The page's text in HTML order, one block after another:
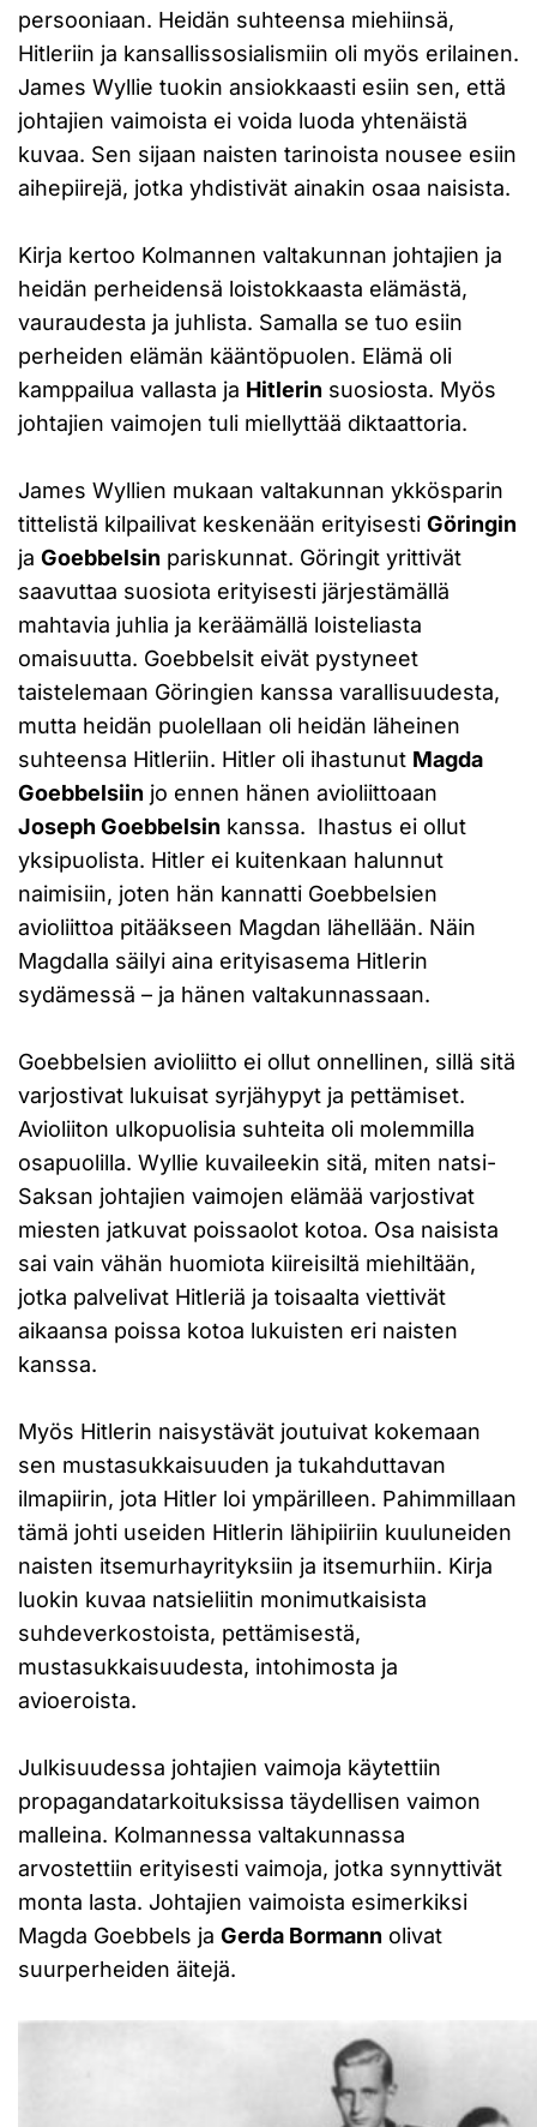
persooniaan. Heidän suhteensa miehiinsä,
Hitleriin ja kansallissosialismiin oli myös erilainen.
James Wyllie tuokin ansiokkaasti esiin sen, että
johtajien vaimoista ei voida luoda yhtenäistä
kuvaa. Sen sijaan naisten tarinoista nousee esiin
aihepiirejä, jotka yhdistivät ainakin osaa naisista.
Kirja kertoo Kolmannen valtakunnan johtajien ja
heidän perheidensä loistokkaasta elämästä,
vauraudesta ja juhlista. Samalla se tuo esiin
perheiden elämän kääntöpuolen. Elämä oli
kamppailua vallasta ja Hitlerin suosiosta. Myös
johtajien vaimojen tuli miellyttää diktaattoria.
James Wyllien mukaan valtakunnan ykkösparin
tittelistä kilpailivat keskenään erityisesti Göringin
ja Goebbelsin pariskunnat. Göringit yrittivät
saavuttaa suosiota erityisesti järjestämällä
mahtavia juhlia ja keräämällä loisteliasta
omaisuutta. Goebbelsit eivät pystyneet
taistelemaan Göringien kanssa varallisuudesta,
mutta heidän puolellaan oli heidän läheinen
suhteensa Hitleriin. Hitler oli ihastunut Magda
Goebbelsiin jo ennen hänen avioliittoaan
Joseph Goebbelsin kanssa. Ihastus ei ollut
yksipuolista. Hitler ei kuitenkaan halunnut
naimisiin, joten hän kannatti Goebbelsien
avioliittoa pitääkseen Magdan lähellään. Näin
Magdalla säilyi aina erityisasema Hitlerin
sydämessä – ja hänen valtakunnassaan.
Goebbelsien avioliitto ei ollut onnellinen, sillä sitä
varjostivat lukuisat syrjähypyt ja pettämiset.
Avioliiton ulkopuolisia suhteita oli molemmilla
osapuolilla. Wyllie kuvaileekin sitä, miten natsi-
Saksan johtajien vaimojen elämää varjostivat
miesten jatkuvat poissaolot kotoa. Osa naisista
sai vain vähän huomiota kiireisiltä miehiltään,
jotka palvelivat Hitleriä ja toisaalta viettivät
aikaansa poissa kotoa lukuisten eri naisten
kanssa.
Myös Hitlerin naisystävät joutuivat kokemaan
sen mustasukkaisuuden ja tukahduttavan
ilmapiirin, jota Hitler loi ympärilleen. Pahimmillaan
tämä johti useiden Hitlerin lähipiiriin kuuluneiden
naisten itsemurhayrityksiin ja itsemurhiin. Kirja
luokin kuvaa natsieliitin monimutkaisista
suhdeverkostoista, pettämisestä,
mustasukkaisuudesta, intohimosta ja
avioeroista.
Julkisuudessa johtajien vaimoja käytettiin
propagandatarkoituksissa täydellisen vaimon
malleina. Kolmannessa valtakunnassa
arvostettiin erityisesti vaimoja, jotka synnyttivät
monta lasta. Johtajien vaimoista esimerkiksi
Magda Goebbels ja Gerda Bormann olivat
suurperheiden äitejä.